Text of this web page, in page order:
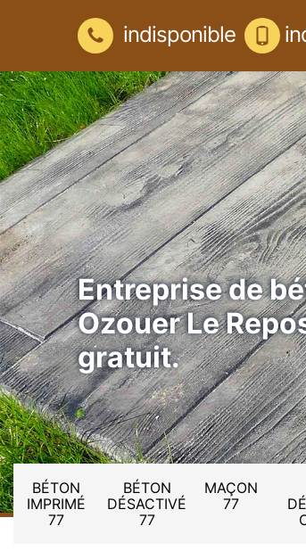
indisponible
Entreprise de
Ozouer Le
gratuit.
BÉTON
IMPRIMÉ
77
BÉTON
DÉSACTIVÉ
77
MAÇON
77